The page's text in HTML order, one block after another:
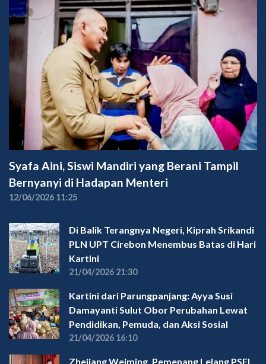
Syafa Aini, Siswi Mandiri yang Berani Tampil
Bernyanyi di Hadapan Menteri
12/06/2026 11:25
Di Balik Terangnya Negeri, Kiprah Srikandi
PLN UPT Cirebon Menembus Batas di Hari
Kartini
21/04/2026 21:30
Kartini dari Parungpanjang: Ayya Susi
Damayanti Sulut Obor Perubahan Lewat
Pendidikan, Pemuda, dan Aksi Sosial
21/04/2026 16:10
Zhejiang Weiming, Pemenang Lelang PSEL